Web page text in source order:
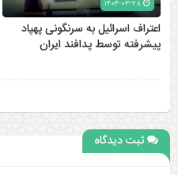
۱۴۰۴-۰۳-۲۸
اعتراف اسرائیل به سرنگونی پهپاد
پیشرفته توسط پدافند ایران
ثبت دیدگاه